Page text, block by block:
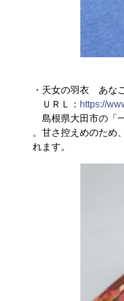
・天女の羽衣 あな
ＵＲＬ： https://
島根県大田市の「
。甘さ控えめのため
れます。